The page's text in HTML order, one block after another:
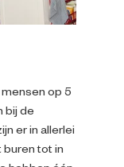
op 5
bij de
er in allerlei
buren tot in